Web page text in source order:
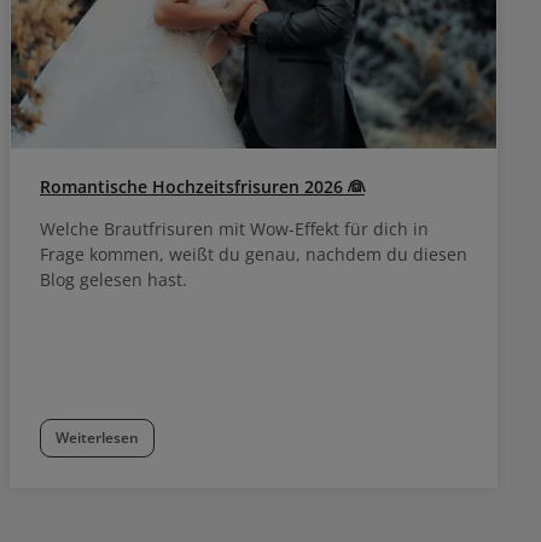
Romantische Hochzeitsfrisuren 2026 👰
Welche Brautfrisuren mit Wow-Effekt für dich in
Frage kommen, weißt du genau, nachdem du diesen
Blog gelesen hast.
Weiterlesen